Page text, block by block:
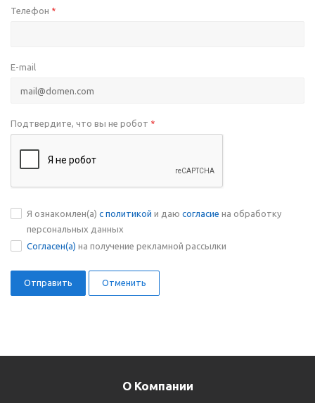
Телефон *
E-mail
Подтвердите, что вы не робот *
Я ознакомлен(а) с политикой и даю согласие на обработку
персональных данных
Согласен(а) на получение рекламной рассылки
Отменить
О Компании